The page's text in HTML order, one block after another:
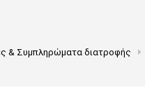
& Συμπληρώματα διατροφής